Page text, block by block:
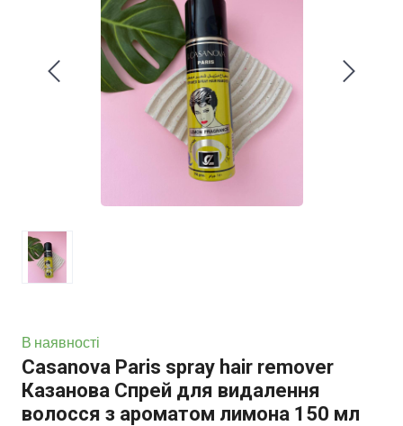
В наявності
Casanova Paris spray hair remover
Казанова Спрей для видалення
волосся з ароматом лимона 150 мл